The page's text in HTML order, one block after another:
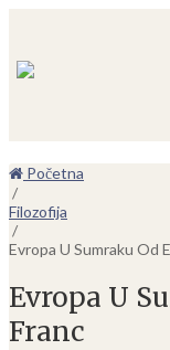
Početna
/
Filozofija
/
Evropa U Sumraku Od
Evropa U
Franc